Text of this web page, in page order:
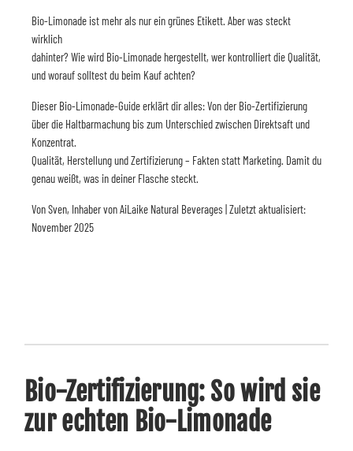
Bio-Limonade ist mehr als nur ein grünes Etikett. Aber was steckt
wirklich
dahinter? Wie wird Bio-Limonade hergestellt, wer kontrolliert die Qualität,
und worauf solltest du beim Kauf achten?
Dieser Bio-Limonade-Guide erklärt dir alles: Von der Bio-Zertifizierung
über die Haltbarmachung bis zum Unterschied zwischen Direktsaft und
Konzentrat.
Qualität, Herstellung und Zertifizierung – Fakten statt Marketing. Damit du
genau weißt, was in deiner Flasche steckt.
Von Sven, Inhaber von AiLaike Natural Beverages | Zuletzt aktualisiert:
November 2025
Bio-Zertifizierung: So wird sie
zur echten Bio-Limonade